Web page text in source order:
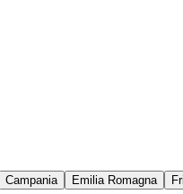
Campania Emilia Romagna